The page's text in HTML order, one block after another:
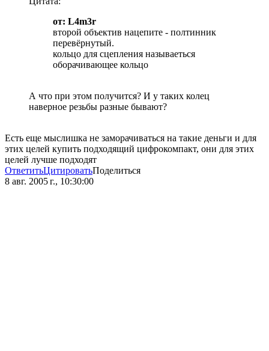
от: L4m3r
второй объектив нацепите - полтинник
перевёрнутый.
кольцо для сцепления называеться
оборачивающее кольцо
А что при этом получится? И у таких колец
наверное резьбы разные бывают?
Есть еще мыслишка не заморачиваться на такие деньги и для
этих целей купить подходящий цифрокомпакт, они для этих
целей лучше подходят
ОтветитьЦитироватьПоделиться
8 авг. 2005 г., 10:30:00